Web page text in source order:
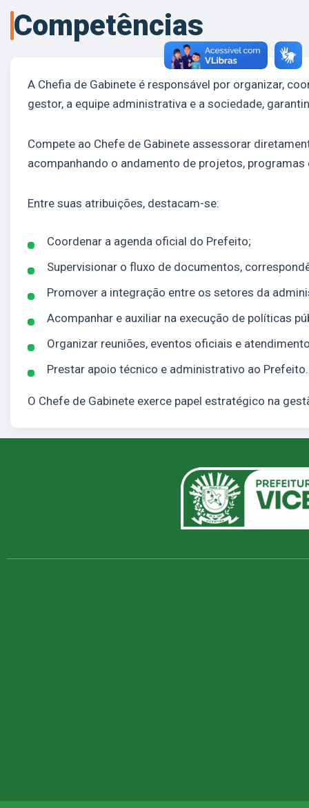
Competências
A Chefia de Gabinete é responsável por organizar,
gestor, a equipe administrativa e a sociedade,
Compete ao Chefe de Gabinete assessorar
acompanhando o andamento de projetos,
Entre suas atribuições, destacam-se:
Coordenar a agenda oficial do Prefeito;
Supervisionar o fluxo de documentos,
Promover a integração entre os setores da
Acompanhar e auxiliar na execução de políticas
Organizar reuniões, eventos oficiais e
Prestar apoio técnico e administrativo ao Prefeito.
O Chefe de Gabinete exerce papel estratégico na